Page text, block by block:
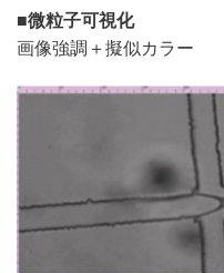
■微粒子可視化
画像強調＋擬似カラー